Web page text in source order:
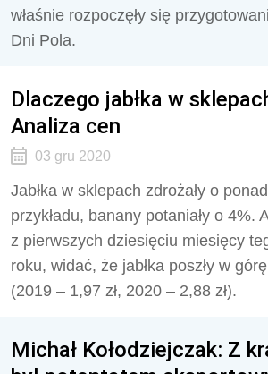
właśnie rozpoczęły się
Dni Pola.
Dlaczego jabłka w
Analiza cen
03 gru 2020
Jabłka w sklepach zdrożały o
przykładu, banany potaniały o 4%.
z pierwszych dziesięciu miesięcy
roku, widać, że jabłka poszły w
(2019 – 1,97 zł, 2020 – 2,88 zł).
Michał Kołodziejczak: Z